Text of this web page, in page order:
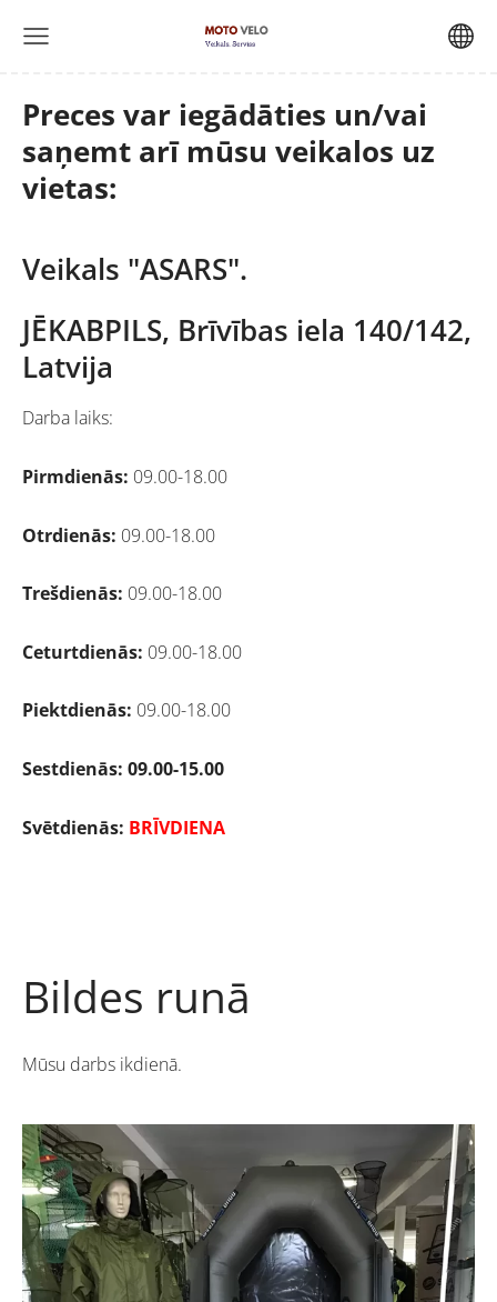
Preces var iegādāties un/vai
saņemt arī mūsu veikalos uz
vietas:
Veikals "ASARS".
JĒKABPILS, Brīvības iela 140/142,
Latvija
Darba laiks:
Pirmdienās: 09.00-18.00
Otrdienās: 09.00-18.00
Trešdienās: 09.00-18.00
Ceturtdienās: 09.00-18.00
Piektdienās: 09.00-18.00
Sestdienās: 09.00-15.00
Svētdienās: BRĪVDIENA
Bildes runā
Mūsu darbs ikdienā.